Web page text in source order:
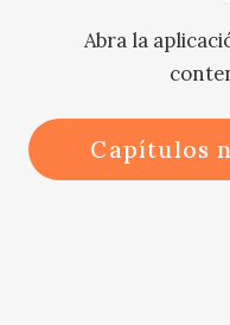
No podía ver
Floyd porque
Abra la
Capítulos